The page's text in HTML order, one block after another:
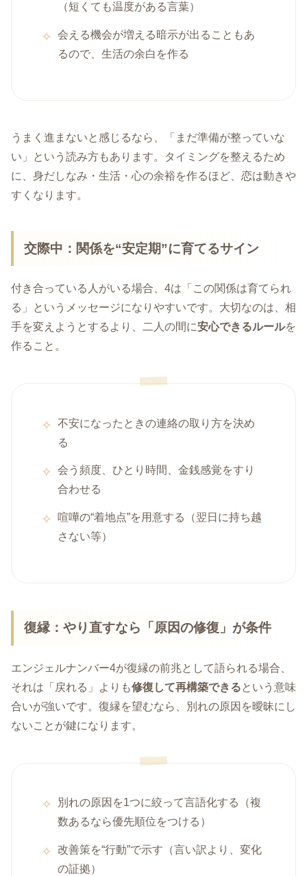
（短くても温度がある言葉）
会える機会が増える暗示が出ることもあ
るので、生活の余白を作る
うまく進まないと感じるなら、「まだ準備が整っていな
い」という読み方もあります。タイミングを整えるため
に、身だしなみ・生活・心の余裕を作るほど、恋は動きや
すくなります。
交際中：関係を“安定期”に育てるサイン
付き合っている人がいる場合、4は「この関係は育てられ
る」というメッセージになりやすいです。大切なのは、相
手を変えようとするより、二人の間に安心できるルールを
作ること。
不安になったときの連絡の取り方を決め
る
会う頻度、ひとり時間、金銭感覚をすり
合わせる
喧嘩の“着地点”を用意する（翌日に持ち越
さない等）
復縁：やり直すなら「原因の修復」が条件
エンジェルナンバー4が復縁の前兆として語られる場合、
それは「戻れる」よりも修復して再構築できるという意味
合いが強いです。復縁を望むなら、別れの原因を曖昧にし
ないことが鍵になります。
別れの原因を1つに絞って言語化する（複
数あるなら優先順位をつける）
改善策を“行動”で示す（言い訳より、変化
の証拠）